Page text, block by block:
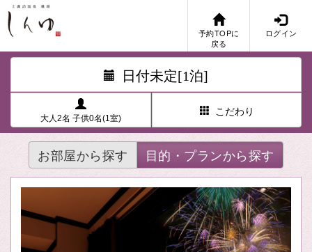
予約TOPに
戻る
ログイン
日付未定[1泊]
大人2名 子供0名(1室)
こだわり
お部屋から探す 目的・プランから探す